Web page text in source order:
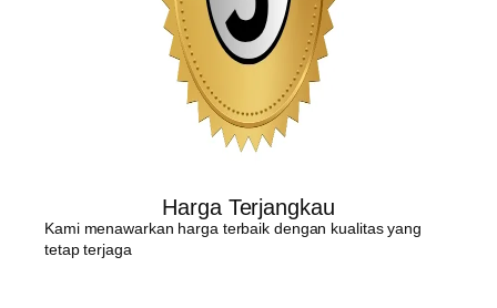
Harga Terjangkau
Kami menawarkan harga terbaik dengan kualitas yang
tetap terjaga